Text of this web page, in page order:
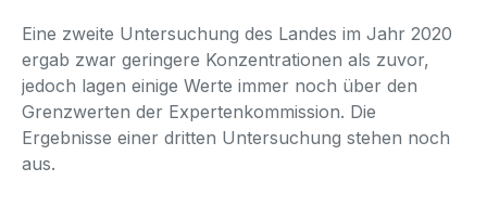
Eine zweite Untersuchung des Landes im Jahr 2020
ergab zwar geringere Konzentrationen als zuvor,
jedoch lagen einige Werte immer noch über den
Grenzwerten der Expertenkommission. Die
Ergebnisse einer dritten Untersuchung stehen noch
aus.